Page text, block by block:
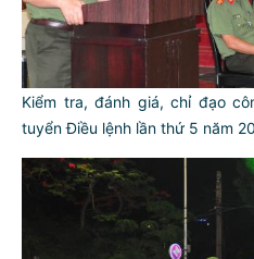
Kiểm tra, đánh giá, chỉ đạo
tuyển Điều lệnh lần thứ 5 năm